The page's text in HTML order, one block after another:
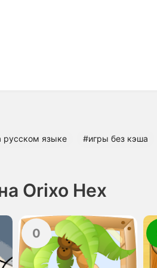
русском языке #игры без кэша
Orixo Hex
0